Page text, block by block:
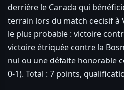
derrière le Canada qui
terrain lors du match decisif à
le plus probable : victoire
victoire étriquée contre la
nul ou une défaite honorable
0-1). Total : 7 points,